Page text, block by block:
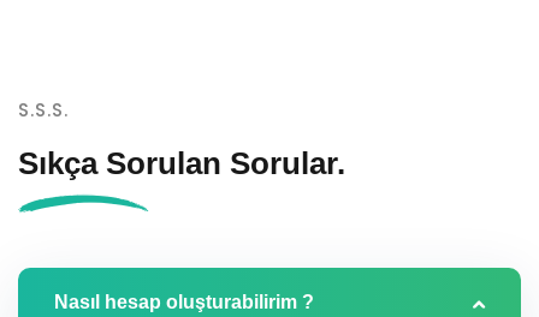
S.S.S.
Sıkça Sorulan Sorular.
Nasıl hesap oluşturabilirim ?